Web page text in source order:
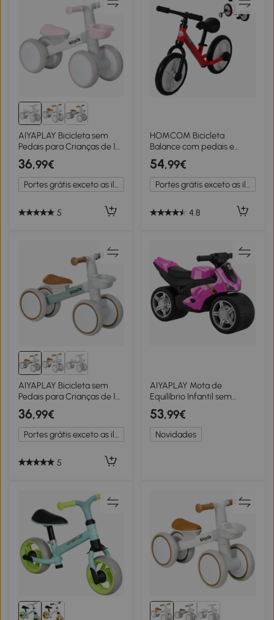
AIYAPLAY Bicicleta sem
Pedais para Crianças de 12-
36 Meses Bicicleta de
Equilíbrio com Assento
Ajustável 56x27x39 cm
Rosa
36,99€
Portes grátis exceto as ilhas
5
HOMCOM Bicicleta
Balance com pedais e
rodas removíveis Assento
ajustável 33-38cm Crianças
+2 Anos Carga 25kg Cor
vermelha
54,99€
Portes grátis exceto as ilhas
4.8
AIYAPLAY Bicicleta sem
Pedais para Crianças de 12-
36 Meses Bicicleta de
Equilíbrio com Assento
Ajustável 56x27x39 cm
Verde
36,99€
Portes grátis exceto as ilhas
5
AIYAPLAY Mota de
Equilíbrio Infantil sem
Pedais com Música e Rodas
Extra Largas para Crianças
dos 18–36 Meses Rosa
53,99€
Novidades